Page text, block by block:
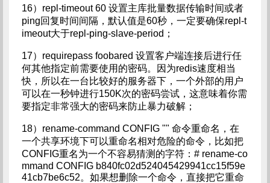
16）repl-timeout 60 设置主库批量数据传输时间或者
ping回复时间间隔，默认值是60秒，一定要确保repl-t
imeout大于repl-ping-slave-period；
17）requirepass foobared 设置客户端连接后进行任
何其他指定前需要使用的密码。因为redis速度相当
快，所以在一台比较好的服务器下，一个外部的用户
可以在一秒钟进行150K次的密码尝试，这意味着你需
要指定非常强大的密码来防止暴力破解；
18）rename-command CONFIG "" 命令重命名，在
一个共享环境下可以重命名相对危险的命令，比如把
CONFIG重名为一个不容易猜测的字符：# rename-co
mmand CONFIG b840fc02d524045429941cc15f59e
41cb7be6c52。如果想删除一个命令，直接把它重命